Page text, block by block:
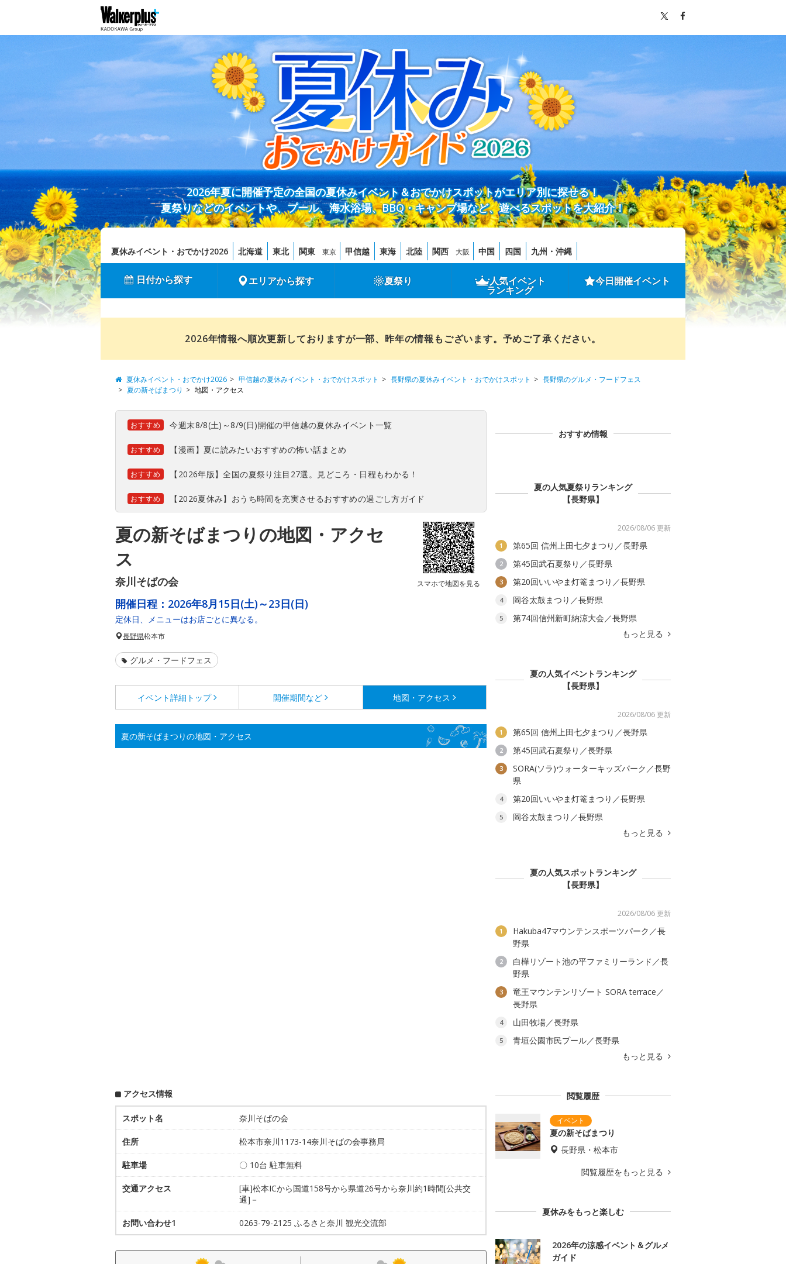
2026年夏に開催予定の全国の夏休みイベント＆おでかけスポットがエリア別に探せる！
夏祭りなどのイベントや、プール、海水浴場、BBQ・キャンプ場など、遊べるスポットを大紹介！
夏休みイベント・おでかけ2026 北海道 東北 関東 東京 甲信越 東海 北陸 関西 大阪 中国 四国 九州・沖縄
日付から探す エリアから探す 夏祭り 人気イベント
ランキング
今日開催イベント
2026年情報へ順次更新しておりますが一部、昨年の情報もございます。予めご了承ください。
夏休みイベント・おでかけ2026 甲信越の夏休みイベント・おでかけスポット 長野県の夏休みイベント・おでかけスポット
長野県のグルメ・フードフェス
夏の新そばまつり
地図・アクセス
おすすめ 今週末8/8(土)～8/9(日)開催の甲信越の夏休みイベント一覧
おすすめ 【漫画】夏に読みたいおすすめの怖い話まとめ
おすすめ 【2026年版】全国の夏祭り注目27選。見どころ・日程もわかる！
おすすめ 【2026夏休み】おうち時間を充実させるおすすめの過ごし方ガイド
夏の新そばまつりの地図・アクセ
ス
奈川そばの会 スマホで地図を見る
開催日程： 2026年8月15日(土)～23日(日)
定休日、メニューはお店ごとに異なる。
長野県松本市
グルメ・フードフェス
イベント詳細 トップ 開催期間など 地図・アクセス
夏の新そばまつりの地図・アクセス
アクセス情報
スポット名 奈川そばの会
住所 松本市奈川1173-14奈川そばの会事務局
駐車場 〇 10台 駐車無料
交通アクセス
[車]松本ICから国道158号から県道26号から奈川約1時間[公共交
通]－
お問い合わせ1 0263-79-2125 ふるさと奈川 観光交流部
おすすめ情報
夏の人気夏祭りランキング
【長野県】
2026/08/06 更新
1 第65回 信州上田七夕まつり／長野県
2 第45回武石夏祭り／長野県
3 第20回いいやま灯篭まつり／長野県
4 岡谷太鼓まつり／長野県
5
第74回信州新町納涼大会／長野県
もっと見る
夏の人気イベントランキング
【長野県】
2026/08/06 更新
1 第65回 信州上田七夕まつり／長野県
2 第45回武石夏祭り／長野県
3
SORA(ソラ)ウォーターキッズパーク／長野
県
4 第20回いいやま灯篭まつり／長野県
5
岡谷太鼓まつり／長野県
もっと見る
夏の人気スポットランキング
【長野県】
2026/08/06 更新
1
Hakuba47マウンテンスポーツパーク／長
野県
2
白樺リゾート池の平ファミリーランド／長
野県
3
竜王マウンテンリゾート SORA terrace／
長野県
4 山田牧場／長野県
5
青垣公園市民プール／長野県
もっと見る
閲覧履歴
夏の新そばまつり
長野県・松本市
閲覧履歴をもっと見る
夏休みをもっと楽しむ
2026年の涼感イベント＆グルメ
ガイド